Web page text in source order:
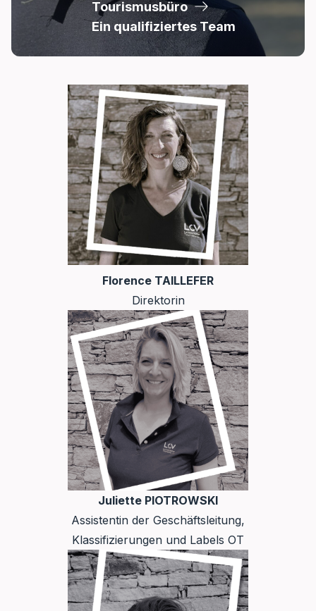
Tourismusbüro
Ein qualifiziertes Team
Florence TAILLEFER
Direktorin
Juliette PIOTROWSKI
Assistentin der Geschäftsleitung,
Klassifizierungen und Labels OT